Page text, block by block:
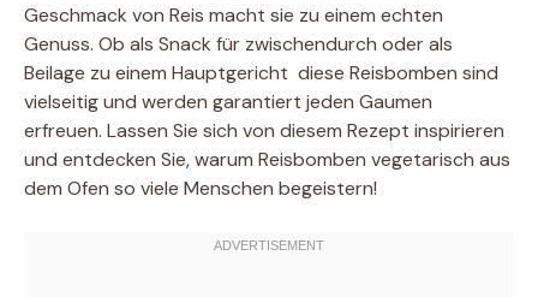
Geschmack von Reis macht sie zu einem echten
Genuss. Ob als Snack für zwischendurch oder als
Beilage zu einem Hauptgericht  diese Reisbomben sind
vielseitig und werden garantiert jeden Gaumen
erfreuen. Lassen Sie sich von diesem Rezept inspirieren
und entdecken Sie, warum Reisbomben vegetarisch aus
dem Ofen so viele Menschen begeistern!